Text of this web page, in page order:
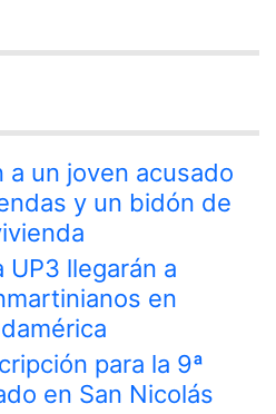
a un joven acusado
y un bidón de
UP3 llegarán a
en
para la 9ª
en San Nicolás